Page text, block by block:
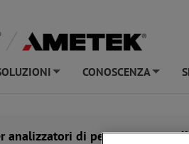
CONOSCENZA
analizzatori di permeazione: